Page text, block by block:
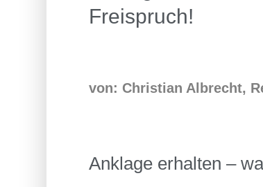
Freispruch!
von: Christian Albrecht,
Anklage erhalten –